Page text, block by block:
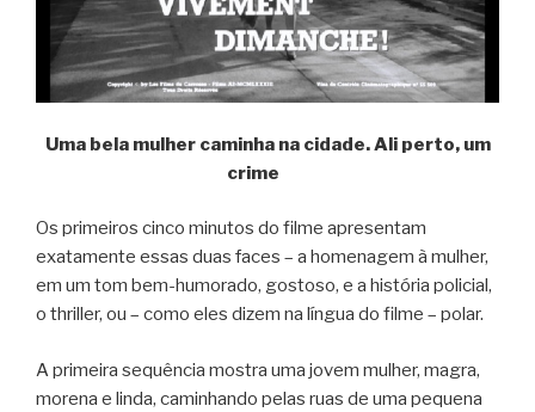
Uma bela mulher caminha na cidade. Ali perto, um
crime
Os primeiros cinco minutos do filme apresentam
exatamente essas duas faces – a homenagem à mulher,
em um tom bem-humorado, gostoso, e a história policial,
o thriller, ou – como eles dizem na língua do filme – polar.
A primeira sequência mostra uma jovem mulher, magra,
morena e linda, caminhando pelas ruas de uma pequena